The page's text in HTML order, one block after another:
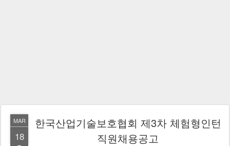
MAR
18
한국산업기술보호협회 제3차 체험형인턴
직원채용공고